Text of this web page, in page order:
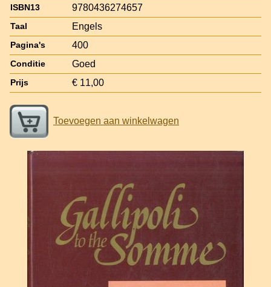
ISBN13 9780436274657
Taal Engels
Pagina's 400
Conditie Goed
Prijs € 11,00
Toevoegen aan winkelwagen